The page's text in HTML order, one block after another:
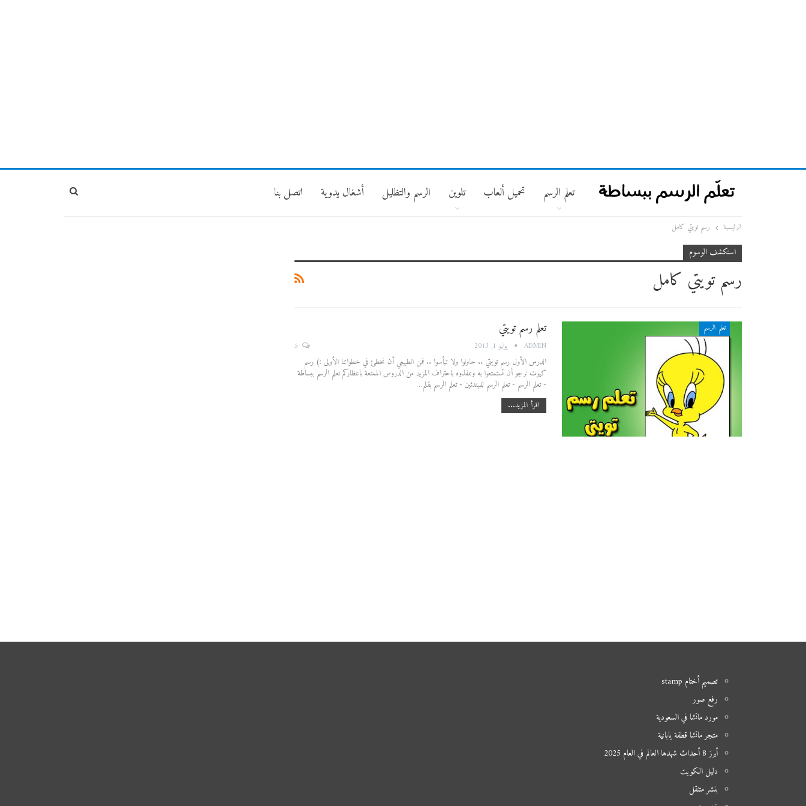
تعلم الرسم تحميل ألعاب تلوين الرسم والتظليل أشغال يدوية اتصل بنا
الرئيسية رسم تويتي كامل
استكشف الوسوم
رسم تويتي كامل
تعلم الرسم تعلم رسم تويتي
ADMIN يوليو 1, 2013
الدرس الأول رسم تويتي .. حاولوا ولا تيأسوا .. فمن الطبيعي أن نخطئ في خطواتنا الأولى :) رسم
كيوت نرجو أن تستمتعوا به وتنفذوه باحتراف المزيد من الدروس الممتعة بانتظاركم تعلم الرسم ببساطة
- تعلم الرسم - تعلم الرسم للمبتدئين - تعلم الرسم بقلم…
اقرأ المزيد...
تصميم أختام stamp
رفع صور
مورد ماتشا في السعودية
متجر ماتشا قطفة يابانية
أبرز 8 أحداث شهدها العالم في العام 2025
دليل الكويت
بنشر متنقل